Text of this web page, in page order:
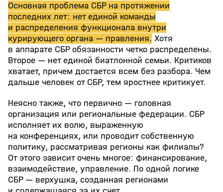
Основная проблема СБР на протяжении
последних лет: нет единой команды
и распределения функционала внутри
курирующего органа — правления. Хотя
в аппарате СБР обязанности четко распределены.
Второе — нет единой биатлонной семьи. Критиков
хватает, причем достается всем без разбора. Чем
дальше человек от СБР, тем яростнее критикует.
Неясно также, что первично — головная
организация или региональные федерации. СБР
исполняет их волю, выраженную
на конференциях, или проводит собственную
политику, рассматривая регионы как филиалы?
От этого зависит очень многое: финансирование,
взаимодействие, управление. По одной логике
СБР — верхушка, созданная регионами